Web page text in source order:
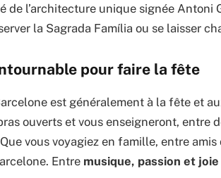
de l’architecture unique signée
la Sagrada Família ou se laisser
pour faire la fête
est généralement à la fête et
ouverts et vous enseigneront, entre
vous voyagiez en famille, entre
Entre musique, passion et